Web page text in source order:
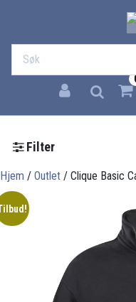
Filter
Hjem / Outlet / Clique Basic